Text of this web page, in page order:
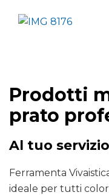
Prodotti
prato
Al tuo
Ferramenta
ideale per tutti